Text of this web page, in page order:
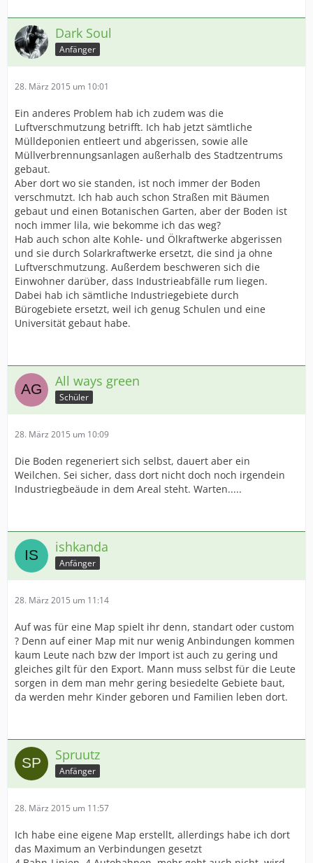
Dark Soul
Anfänger
28. März 2015 um 10:01
Ein anderes Problem hab ich zudem was die
Luftverschmutzung betrifft. Ich hab jetzt sämtliche
Mülldeponien entleert und abgerissen, sowie alle
Müllverbrennungsanlagen außerhalb des Stadtzentrums
gebaut.
Aber dort wo sie standen, ist noch immer der Boden
verschmutzt. Ich hab auch schon Straßen mit Bäumen
gebaut und einen Botanischen Garten, aber der Boden ist
noch immer lila, wie bekomme ich das weg?
Hab auch schon alte Kohle- und Ölkraftwerke abgerissen
und sie durch Solarkraftwerke ersetzt, die sind ja ohne
Luftverschmutzung. Außerdem beschweren sich die
Einwohner darüber, dass Industrieabfälle rum liegen.
Dabei hab ich sämtliche Industriegebiete durch
Bürogebiete ersetzt, weil ich genug Schulen und eine
Universität gebaut habe.
All ways green
Schüler
28. März 2015 um 10:09
Die Boden regeneriert sich selbst, dauert aber ein
Weilchen. Sei sicher, dass dort nicht doch noch irgendein
Industriegbeäude in dem Areal steht. Warten.....
ishkanda
Anfänger
28. März 2015 um 11:14
Auf was für eine Map spielt ihr denn, standart oder custom
? Denn auf einer Map mit nur wenig Anbindungen kommen
kaum Leute nach bzw der Import ist auch zu gering und
gleiches gilt für den Export. Mann muss selbst für die Leute
sorgen in dem man mehr gering besiedelte Gebiete baut,
da werden mehr Kinder geboren und Familien leben dort.
Spruutz
Anfänger
28. März 2015 um 11:57
Ich habe eine eigene Map erstellt, allerdings habe ich dort
das Maximum an Verbindungen gesetzt